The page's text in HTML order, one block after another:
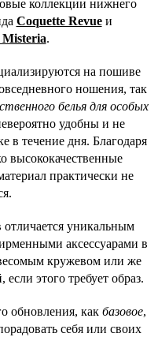
коллекции нижнего
Coquette Revueи
Misteria.
на пошиве
ношения, так
белья для особых
удобны и не
в течение дня. Благодаря
высококачественные
практически не
отличается уникальным
аксессуарами в
кружевом или же
этого требует образ.
обновления, как базовое,
себя или своих